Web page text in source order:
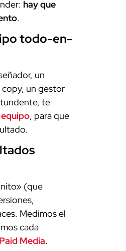
hay que
.
todo-en-
un
un gestor
te
, para que
(que
Medimos el
cada
Media.